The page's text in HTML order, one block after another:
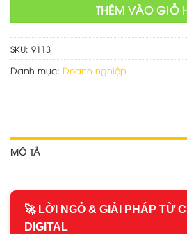
THÊM VÀO GIỎ
SKU: 9113
Danh mục: Doanh nghiệp
MÔ TẢ
🚀 LỜI NGỎ & GIẢI PHÁP TỪ
DIGITAL